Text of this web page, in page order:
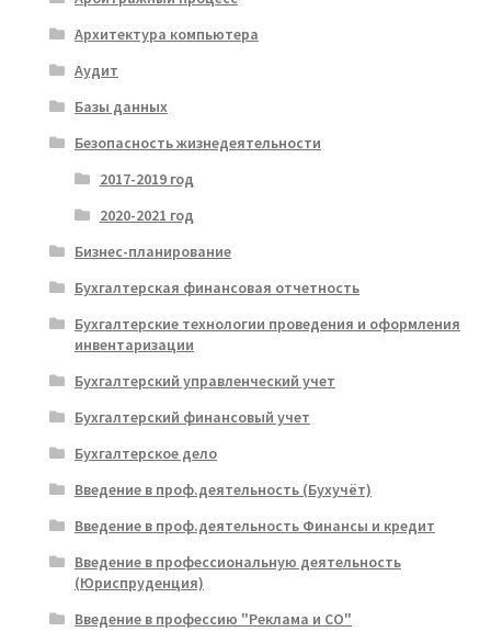
Архитектура компьютера
Аудит
Базы данных
Безопасность жизнедеятельности
2017-2019 год
2020-2021 год
Бизнес-планирование
Бухгалтерская финансовая отчетность
Бухгалтерские технологии проведения и оформления
инвентаризации
Бухгалтерский управленческий учет
Бухгалтерский финансовый учет
Бухгалтерское дело
Введение в проф.деятельность (Бухучёт)
Введение в проф.деятельность Финансы и кредит
Введение в профессиональную деятельность
(Юриспруденция)
Введение в профессию "Реклама и СО"